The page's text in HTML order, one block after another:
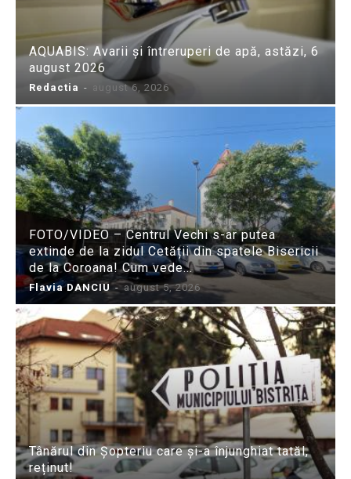
AQUABIS: Avarii și întreruperi de apă, astăzi, 6
august 2026
Redactia - august 6, 2026
FOTO/VIDEO – Centrul Vechi s-ar putea
extinde de la zidul Cetății din spatele Bisericii
de la Coroana! Cum vede...
Flavia DANCIU - august 5, 2026
Tânărul din Șopteriu care și-a înjunghiat tatăl,
reținut!